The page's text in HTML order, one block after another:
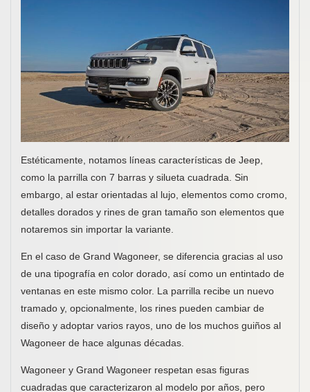
Estéticamente, notamos líneas características de Jeep,
como la parrilla con 7 barras y silueta cuadrada. Sin
embargo, al estar orientadas al lujo, elementos como cromo,
detalles dorados y rines de gran tamaño son elementos que
notaremos sin importar la variante.
En el caso de Grand Wagoneer, se diferencia gracias al uso
de una tipografía en color dorado, así como un entintado de
ventanas en este mismo color. La parrilla recibe un nuevo
tramado y, opcionalmente, los rines pueden cambiar de
diseño y adoptar varios rayos, uno de los muchos guiños al
Wagoneer de hace algunas décadas.
Wagoneer y Grand Wagoneer respetan esas figuras
cuadradas que caracterizaron al modelo por años, pero